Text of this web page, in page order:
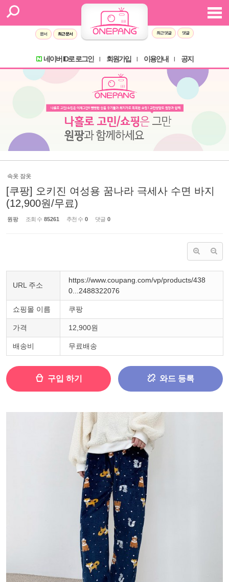
문서 최근 문서 최근 댓글 댓글
네이버 ID로 로그인 회원가입 이용안내 공지
속옷 잠옷
[쿠팡] 오키진 여성용 꿈나라 극세사 수면 바지
(12,900원/무료)
원팡 조회 수 85261 추천 수 0 댓글 0
URL 주소
https://www.coupang.com/vp/products/438
0...2488322076
쇼핑몰 이름 쿠팡
가격 12,900원
배송비 무료배송
구입 하기 와드 등록